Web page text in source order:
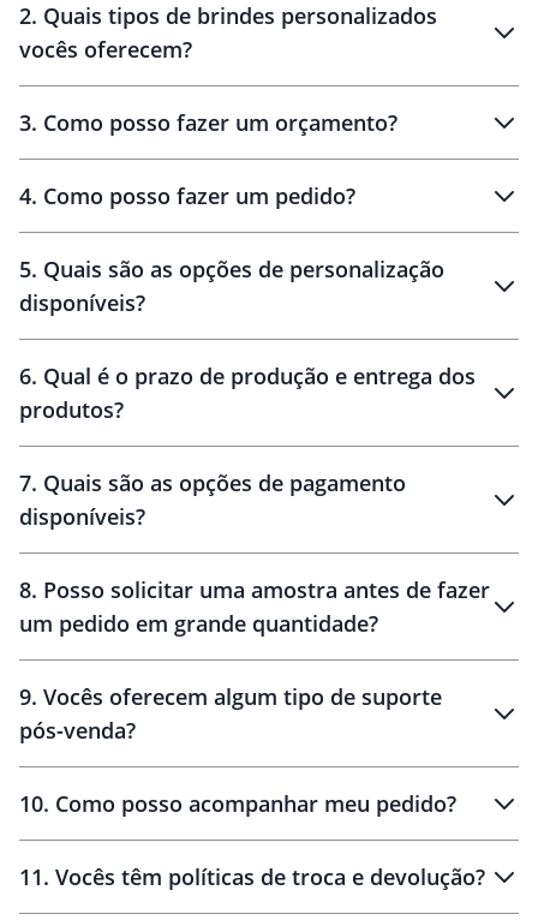
Brindes personalizados
2. Quais tipos de brindes personalizados
vocês oferecem?
personalizados
3. Como posso fazer um orçamento?
brinde
personalização
4. Como posso fazer um pedido?
amostra virtual
5. Quais são as opções de personalização
disponíveis?
6. Qual é o prazo de produção e entrega dos
produtos?
10 dias
brinde
48 horas
7. Quais são as opções de pagamento
disponíveis?
8. Posso solicitar uma amostra antes de fazer
um pedido em grande quantidade?
amostras
9. Vocês oferecem algum tipo de suporte
pós-venda?
10. Como posso acompanhar meu pedido?
11. Vocês têm políticas de troca e devolução?